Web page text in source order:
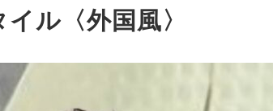
ル〈外国風〉